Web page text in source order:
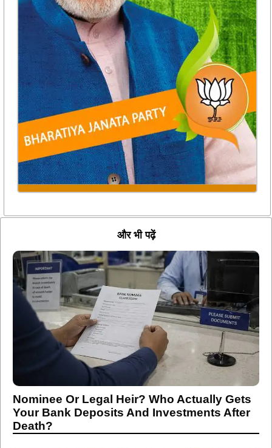
और भी पढ़ें
Nominee Or Legal Heir? Who Actually Gets
Your Bank Deposits And Investments After
Death?